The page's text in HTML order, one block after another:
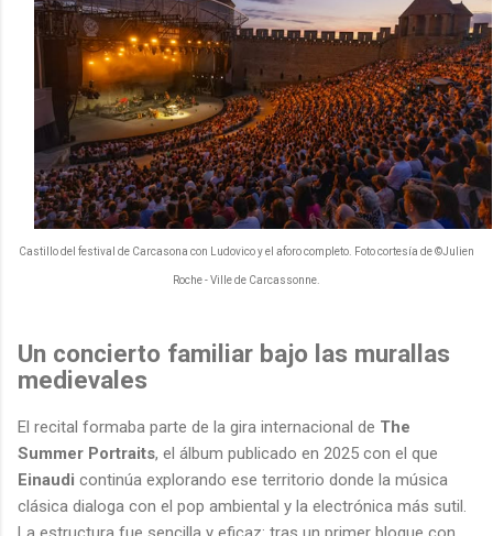
Castillo del festival de Carcasona con Ludovico y el aforo completo . Foto cortesía de ©Julien
Roche - Ville de Carcassonne.
Un concierto familiar bajo las murallas
medievales
El recital formaba parte de la gira internacional de The
Summer Portraits, el álbum publicado en 2025 con el que
Einaudi continúa explorando ese territorio donde la música
clásica dialoga con el pop ambiental y la electrónica más sutil.